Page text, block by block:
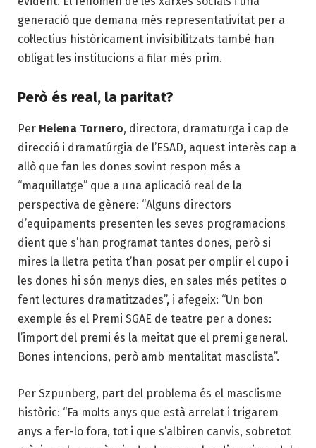
generació que demana més representativitat per a
col·lectius històricament invisibilitzats també han
obligat les institucions a filar més prim.
Però és real, la paritat?
Per Helena Tornero, directora, dramaturga i cap de
direcció i dramatúrgia de l’ESAD, aquest interès cap a
allò que fan les dones sovint respon més a
“maquillatge” que a una aplicació real de la
perspectiva de gènere: “Alguns directors
d’equipaments presenten les seves programacions
dient que s’han programat tantes dones, però si
mires la lletra petita t’han posat per omplir el cupo i
les dones hi són menys dies, en sales més petites o
fent lectures dramatitzades”, i afegeix: “Un bon
exemple és el Premi SGAE de teatre per a dones:
l’import del premi és la meitat que el premi general.
Bones intencions, però amb mentalitat masclista”.
Per Szpunberg, part del problema és el masclisme
històric: “Fa molts anys que està arrelat i trigarem
anys a fer-lo fora, tot i que s’albiren canvis, sobretot